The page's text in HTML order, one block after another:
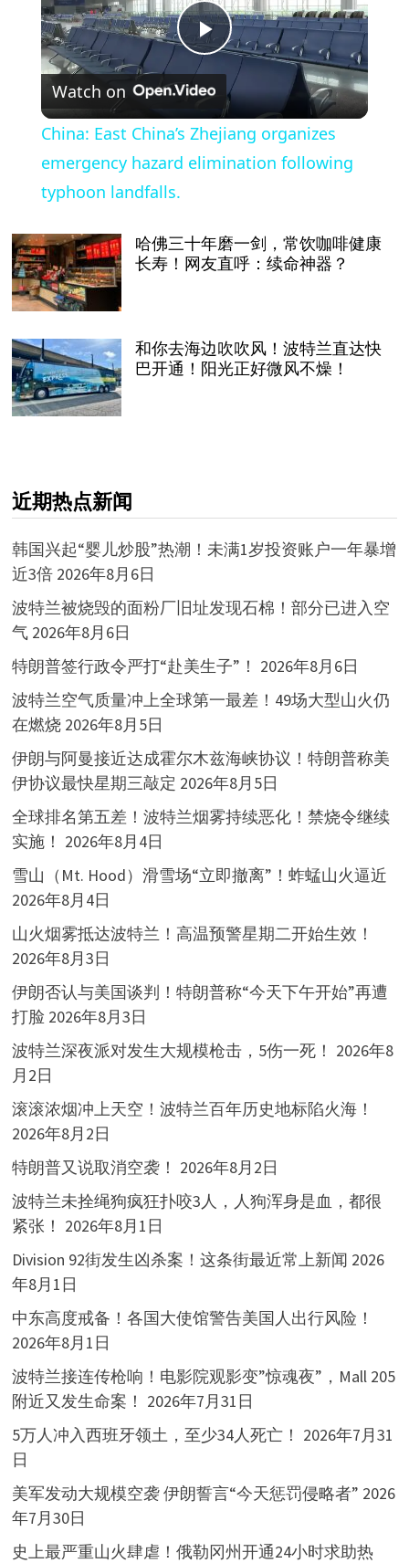
Play
Video
Watch on
China: East China’s Zhejiang organizes
emergency hazard elimination following
typhoon landfalls.
哈佛三十年磨一剑，常饮咖啡健康
长寿！网友直呼：续命神器？
和你去海边吹吹风！波特兰直达快
巴开通！阳光正好微风不燥！
近期热点新闻
韩国兴起“婴儿炒股”热潮！未满1岁投资账户一年暴增
近3倍 2026年8月6日
波特兰被烧毁的面粉厂旧址发现石棉！部分已进入空
气 2026年8月6日
特朗普签行政令严打“赴美生子”！ 2026年8月6日
波特兰空气质量冲上全球第一最差！49场大型山火仍
在燃烧 2026年8月5日
伊朗与阿曼接近达成霍尔木兹海峡协议！特朗普称美
伊协议最快星期三敲定 2026年8月5日
全球排名第五差！波特兰烟雾持续恶化！禁烧令继续
实施！ 2026年8月4日
雪山（Mt. Hood）滑雪场“立即撤离”！蚱蜢山火逼近
2026年8月4日
山火烟雾抵达波特兰！高温预警星期二开始生效！
2026年8月3日
伊朗否认与美国谈判！特朗普称“今天下午开始”再遭
打脸 2026年8月3日
波特兰深夜派对发生大规模枪击，5伤一死！ 2026年8
月2日
滚滚浓烟冲上天空！波特兰百年历史地标陷火海！
2026年8月2日
特朗普又说取消空袭！ 2026年8月2日
波特兰未拴绳狗疯狂扑咬3人，人狗浑身是血，都很
紧张！ 2026年8月1日
Division 92街发生凶杀案！这条街最近常上新闻 2026
年8月1日
中东高度戒备！各国大使馆警告美国人出行风险！
2026年8月1日
波特兰接连传枪响！电影院观影变”惊魂夜”，Mall 205
附近又发生命案！ 2026年7月31日
5万人冲入西班牙领土，至少34人死亡！ 2026年7月31
日
美军发动大规模空袭 伊朗誓言“今天惩罚侵略者” 2026
年7月30日
史上最严重山火肆虐！俄勒冈州开通24小时求助热